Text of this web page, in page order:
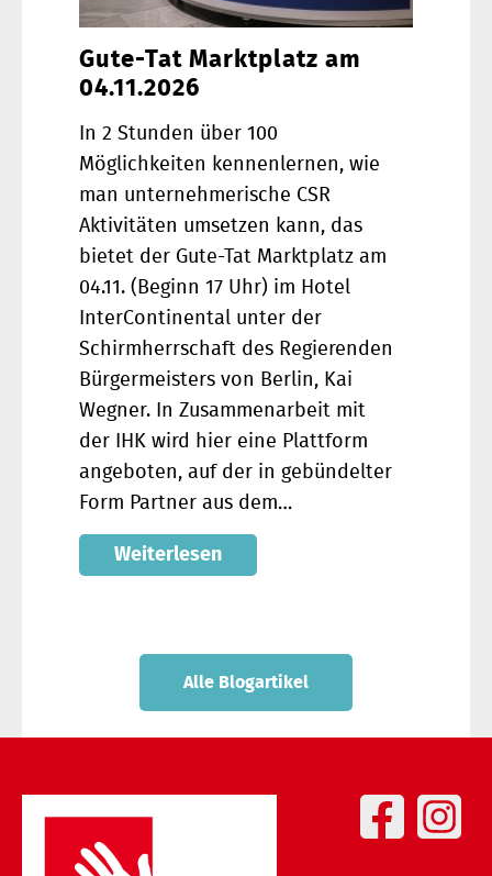
Gute-Tat Marktplatz am
04.11.2026
In 2 Stunden über 100
Möglichkeiten kennenlernen, wie
man unternehmerische CSR
Aktivitäten umsetzen kann, das
bietet der Gute-Tat Marktplatz am
04.11. (Beginn 17 Uhr) im Hotel
InterContinental unter der
Schirmherrschaft des Regierenden
Bürgermeisters von Berlin, Kai
Wegner. In Zusammenarbeit mit
der IHK wird hier eine Plattform
angeboten, auf der in gebündelter
Form Partner aus dem…
Weiterlesen
Alle Blogartikel